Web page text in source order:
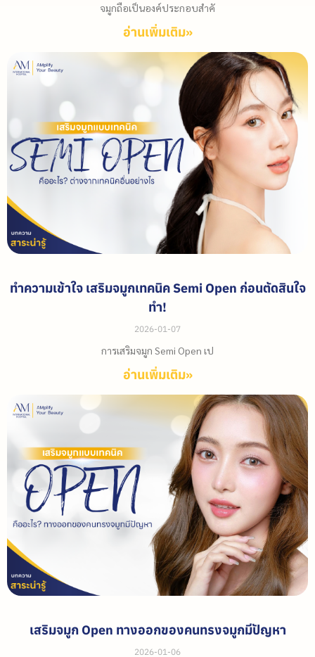
จมูกถือเป็นองค์ประกอบสำคั
อ่านเพิ่มเติม»
ทำความเข้าใจ เสริมจมูกเทคนิค Semi Open ก่อนตัดสินใจ
ทำ!
2026-01-07
การเสริมจมูก Semi Open เป
อ่านเพิ่มเติม»
เสริมจมูก Open ทางออกของคนทรงจมูกมีปัญหา
2026-01-06